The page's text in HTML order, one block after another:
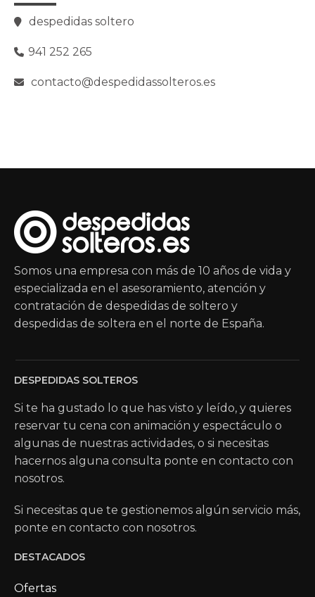
despedidas soltero
941 252 265
contacto@despedidassolteros.es
Somos una empresa con más de 10 años de vida y
especializada en el asesoramiento, atención y
contratación de despedidas de soltero y
despedidas de soltera en el norte de España.
DESPEDIDAS SOLTEROS
Si te ha gustado lo que has visto y leído, y quieres
reservar tu cena con animación y espectáculo o
algunas de nuestras actividades, o si necesitas
hacernos alguna consulta ponte en contacto con
nosotros.
Si necesitas que te gestionemos algún servicio más,
ponte en contacto con nosotros.
DESTACADOS
Ofertas